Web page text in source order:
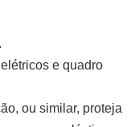
e quadro
ou similar, proteja